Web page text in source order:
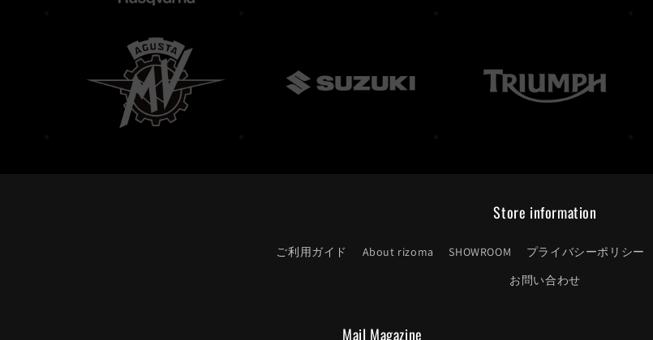
Store information
ご利用ガイド About rizoma SHOWROOM プライバシーポリシー
お問い合わせ
Mail Magazine